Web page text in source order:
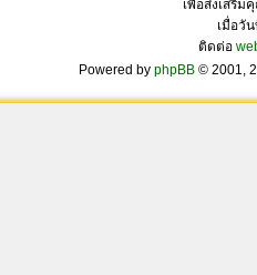
เพื่อส่งเสริม
เมื่อวั
ติดต่อ
Powered by phpBB © 2001,